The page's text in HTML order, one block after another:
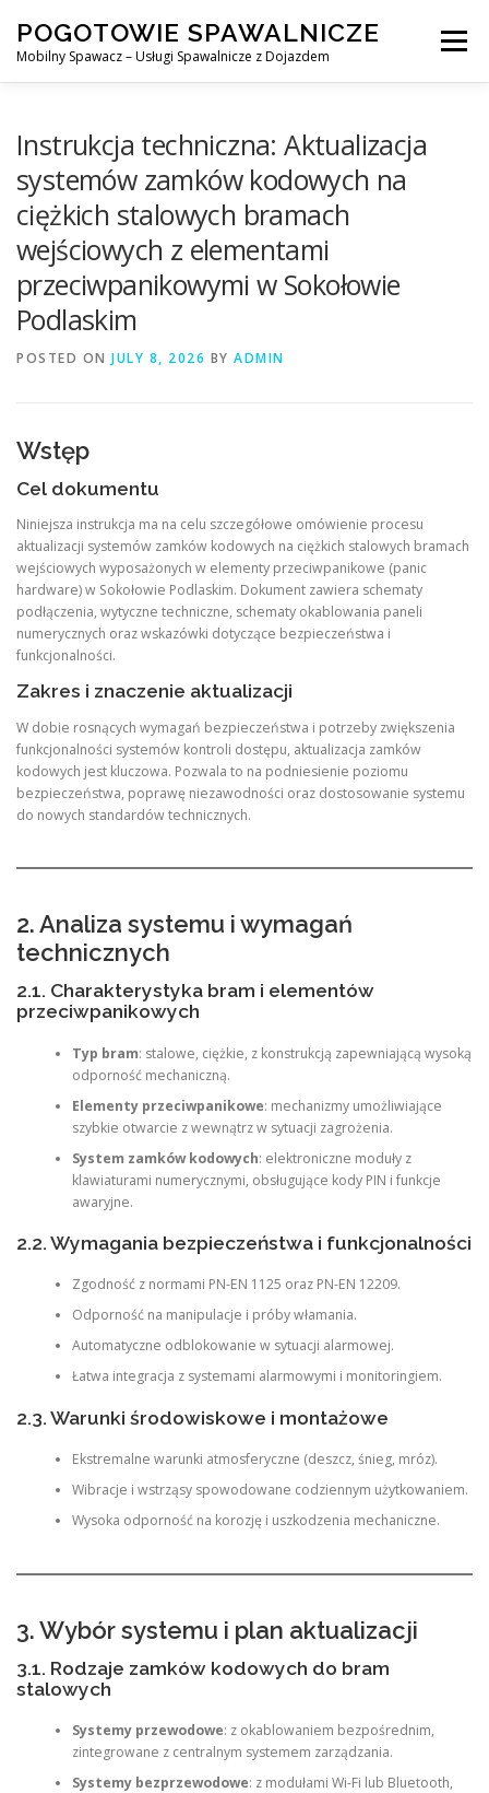
content
POGOTOWIE SPAWALNICZE
Mobilny Spawacz – Usługi Spawalnicze z Dojazdem
Menu
SPAWANIE MIG/MAG (GMAW) NASZE USŁUGI
KONTAKT
Instrukcja techniczna: Aktualizacja
systemów zamków kodowych na
ciężkich stalowych bramach
wejściowych z elementami
przeciwpanikowymi w Sokołowie
Podlaskim
POSTED ON JULY 8, 2026 BY ADMIN
Wstęp
Cel dokumentu
Niniejsza instrukcja ma na celu szczegółowe omówienie procesu
aktualizacji systemów zamków kodowych na ciężkich stalowych bramach
wejściowych wyposażonych w elementy przeciwpanikowe (panic
hardware) w Sokołowie Podlaskim. Dokument zawiera schematy
podłączenia, wytyczne techniczne, schematy okablowania paneli
numerycznych oraz wskazówki dotyczące bezpieczeństwa i
funkcjonalności.
Zakres i znaczenie aktualizacji
W dobie rosnących wymagań bezpieczeństwa i potrzeby zwiększenia
funkcjonalności systemów kontroli dostępu, aktualizacja zamków
kodowych jest kluczowa. Pozwala to na podniesienie poziomu
bezpieczeństwa, poprawę niezawodności oraz dostosowanie systemu
do nowych standardów technicznych.
2. Analiza systemu i wymagań
technicznych
2.1. Charakterystyka bram i elementów
przeciwpanikowych
Typ bram: stalowe, ciężkie, z konstrukcją zapewniającą wysoką
odporność mechaniczną.
Elementy przeciwpanikowe: mechanizmy umożliwiające
szybkie otwarcie z wewnątrz w sytuacji zagrożenia.
System zamków kodowych: elektroniczne moduły z
klawiaturami numerycznymi, obsługujące kody PIN i funkcje
awaryjne.
2.2. Wymagania bezpieczeństwa i funkcjonalności
Zgodność z normami PN-EN 1125 oraz PN-EN 12209.
Odporność na manipulacje i próby włamania.
Automatyczne odblokowanie w sytuacji alarmowej.
Łatwa integracja z systemami alarmowymi i monitoringiem.
2.3. Warunki środowiskowe i montażowe
Ekstremalne warunki atmosferyczne (deszcz, śnieg, mróz).
Wibracje i wstrząsy spowodowane codziennym użytkowaniem.
Wysoka odporność na korozję i uszkodzenia mechaniczne.
3. Wybór systemu i plan aktualizacji
3.1. Rodzaje zamków kodowych do bram
stalowych
Systemy przewodowe: z okablowaniem bezpośrednim,
zintegrowane z centralnym systemem zarządzania.
Systemy bezprzewodowe: z modułami Wi-Fi lub Bluetooth,